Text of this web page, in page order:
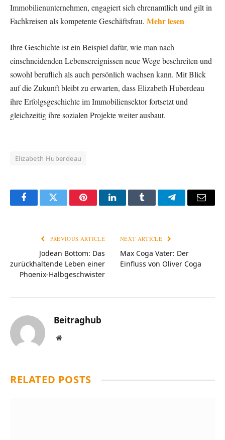
Immobilienunternehmen, engagiert sich ehrenamtlich und gilt in
Fachkreisen als kompetente Geschäftsfrau. Mehr lesen
Ihre Geschichte ist ein Beispiel dafür, wie man nach
einschneidenden Lebensereignissen neue Wege beschreiten und
sowohl beruflich als auch persönlich wachsen kann. Mit Blick
auf die Zukunft bleibt zu erwarten, dass Elizabeth Huberdeau
ihre Erfolgsgeschichte im Immobiliensektor fortsetzt und
gleichzeitig ihre sozialen Projekte weiter ausbaut.
Elizabeth Huberdeau
FacebookTwitter PinterestLinkedInTumblr TelegramEmail
PREVIOUS ARTICLE
Jodean Bottom: Das
zurückhaltende Leben einer
Phoenix-Halbgeschwister
NEXT ARTICLE
Max Coga Vater: Der
Einfluss von Oliver Coga
Beitraghub
Website
RELATED POSTS